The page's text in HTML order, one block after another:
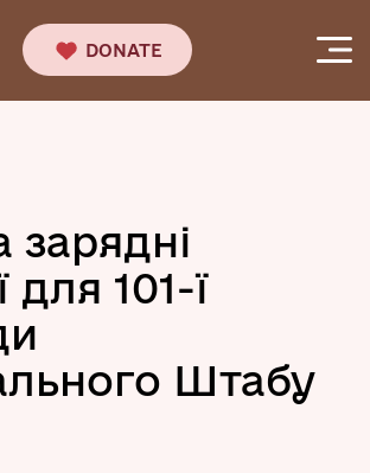
DONATE
зарядні
для 101-ї
Штабу